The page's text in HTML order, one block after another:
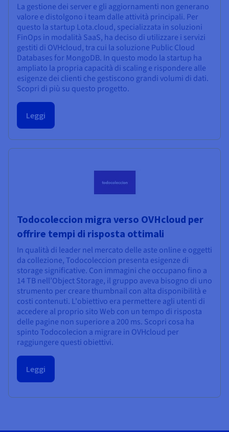
La gestione dei server e gli aggiornamenti non generano
valore e distolgono i team dalle attività principali. Per
questo la startup Lota.cloud, specializzata in soluzioni
FinOps in modalità SaaS, ha deciso di utilizzare i servizi
gestiti di OVHcloud, tra cui la soluzione Public Cloud
Databases for MongoDB. In questo modo la startup ha
ampliato la propria capacità di scaling e rispondere alle
esigenze dei clienti che gestiscono grandi volumi di dati.
Scopri di più su questo progetto.
Leggi
Todocoleccion migra verso OVHcloud per
offrire tempi di risposta ottimali
In qualità di leader nel mercato delle aste online e oggetti
da collezione, Todocoleccion presenta esigenze di
storage significative. Con immagini che occupano fino a
14 TB nell’Object Storage, il gruppo aveva bisogno di uno
strumento per creare thumbnail con alta disponibilità e
costi contenuti. L'obiettivo era permettere agli utenti di
accedere al proprio sito Web con un tempo di risposta
delle pagine non superiore a 200 ms. Scopri cosa ha
spinto Todocolecion a migrare in OVHcloud per
raggiungere questi obiettivi.
Leggi